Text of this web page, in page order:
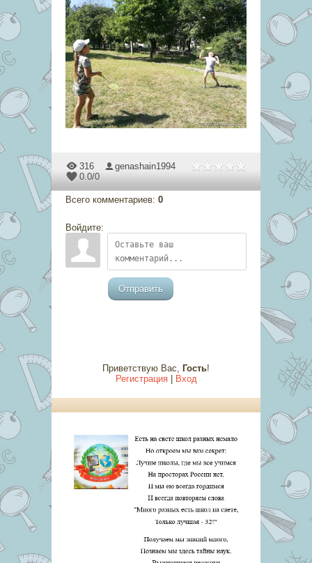
316
genashain1994
0.0/0
Всего комментариев: 0
Войдите:
Отправить
Приветствую Вас, Гость!
Регистрация| Вход